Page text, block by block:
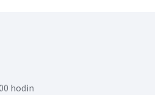
hodin